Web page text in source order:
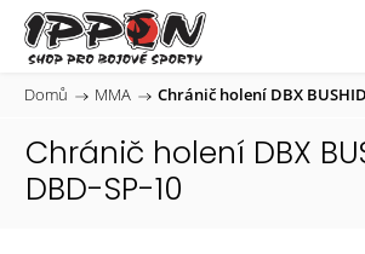
Domů / MMA / Chránič holení DBX
Chránič holení DBX
DBD-SP-10